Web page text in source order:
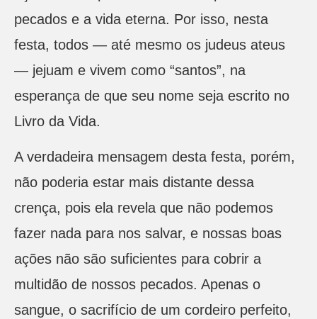
pecados e a vida eterna. Por isso, nesta
festa, todos — até mesmo os judeus ateus
— jejuam e vivem como “santos”, na
esperança de que seu nome seja escrito no
Livro da Vida.
A verdadeira mensagem desta festa, porém,
não poderia estar mais distante dessa
crença, pois ela revela que não podemos
fazer nada para nos salvar, e nossas boas
ações não são suficientes para cobrir a
multidão de nossos pecados. Apenas o
sangue, o sacrifício de um cordeiro perfeito,